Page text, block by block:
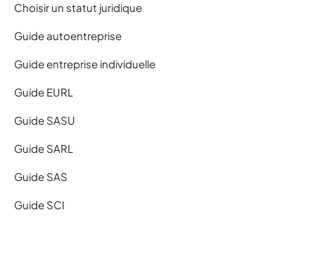
Choisir un statut juridique
Guide autoentreprise
Guide entreprise individuelle
Guide EURL
Guide SASU
Guide SARL
Guide SAS
Guide SCI